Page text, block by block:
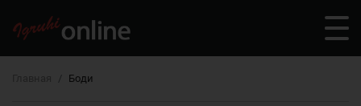
Боди